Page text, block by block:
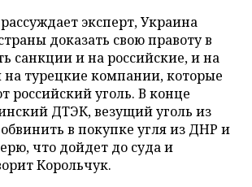
эксперт, Украина
доказать свою правоту в
санкции и на российские, и на
на турецкие компании, которые
российский уголь. В конце
ДТЭК, везущий уголь из
в покупке угля из ДНР и
что дойдет до суда и
Корольчук.